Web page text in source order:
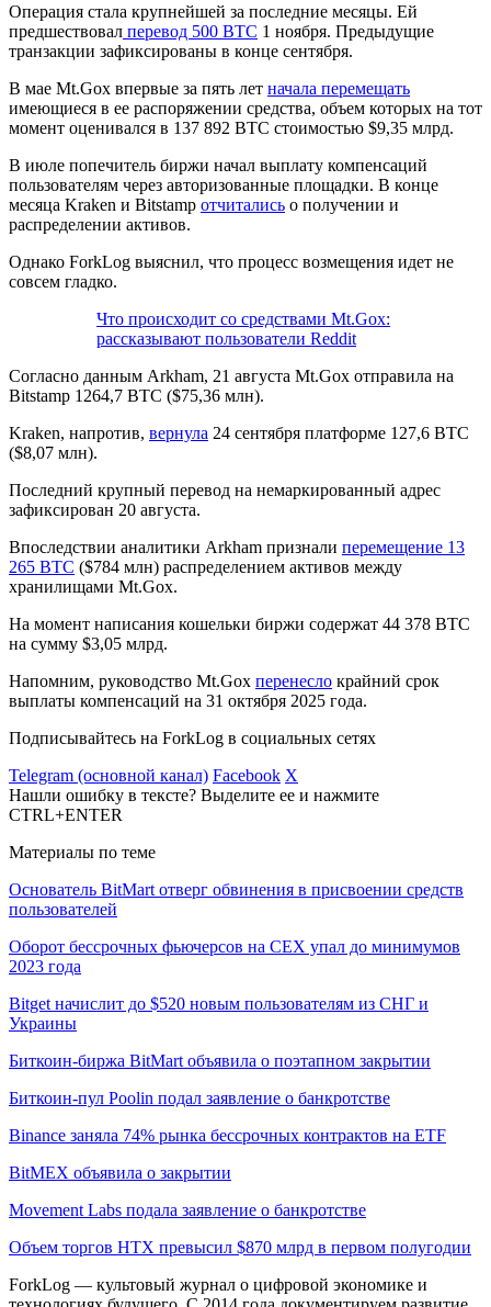
Операция стала крупнейшей за последние месяцы. Ей
предшествовал перевод 500 BTC 1 ноября. Предыдущие
транзакции зафиксированы в конце сентября.
В мае Mt.Gox впервые за пять лет начала перемещать
имеющиеся в ее распоряжении средства, объем которых на тот
момент оценивался в 137 892 BTC стоимостью $9,35 млрд.
В июле попечитель биржи начал выплату компенсаций
пользователям через авторизованные площадки. В конце
месяца Kraken и Bitstamp отчитались о получении и
распределении активов.
Однако ForkLog выяснил, что процесс возмещения идет не
совсем гладко.
Что происходит со средствами Mt.Gox:
рассказывают пользователи Reddit
Согласно данным Arkham, 21 августа Mt.Gox отправила на
Bitstamp 1264,7 BTC ($75,36 млн).
Kraken, напротив, вернула 24 сентября платформе 127,6 BTC
($8,07 млн).
Последний крупный перевод на немаркированный адрес
зафиксирован 20 августа.
Впоследствии аналитики Arkham признали перемещение 13
265 BTC ($784 млн) распределением активов между
хранилищами Mt.Gox.
На момент написания кошельки биржи содержат 44 378 BTC
на сумму $3,05 млрд.
Напомним, руководство Mt.Gox перенесло крайний срок
выплаты компенсаций на 31 октября 2025 года.
Подписывайтесь на ForkLog в социальных сетях
Telegram (основной канал) Facebook X
Нашли ошибку в тексте? Выделите ее и нажмите
CTRL+ENTER
Материалы по теме
Основатель BitMart отверг обвинения в присвоении средств
пользователей
Оборот бессрочных фьючерсов на CEX упал до минимумов
2023 года
Bitget начислит до $520 новым пользователям из СНГ и
Украины
Биткоин-биржа BitMart объявила о поэтапном закрытии
Биткоин-пул Poolin подал заявление о банкротстве
Binance заняла 74% рынка бессрочных контрактов на ETF
BitMEX объявила о закрытии
Movement Labs подала заявление о банкротстве
Объем торгов HTX превысил $870 млрд в первом полугодии
ForkLog — культовый журнал о цифровой экономике и